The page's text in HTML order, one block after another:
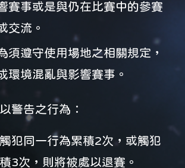
賽事或是與仍在比賽中的參賽
交流。
須遵守使用場地之相關規定，
環境混亂與影響賽事。
警告之行為：
犯同一行為累積2次 ，或觸犯
3次 ，則將被處以退賽。